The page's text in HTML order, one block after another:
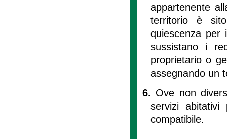
appartenente
territorio è
quiescenza per
sussistano i
proprietario o
assegnando un
6. Ove non
servizi
compatibile.